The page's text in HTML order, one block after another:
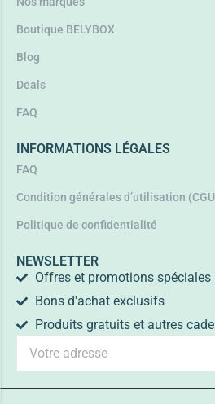
Boutique BELYBOX
Blog
Deals
FAQ
INFORMATIONS LÉGALES
FAQ
Condition générales d’utilisation
Politique de confidentialité
NEWSLETTER
Offres et promotions spéciales
Bons d'achat exclusifs
Produits gratuits et autres